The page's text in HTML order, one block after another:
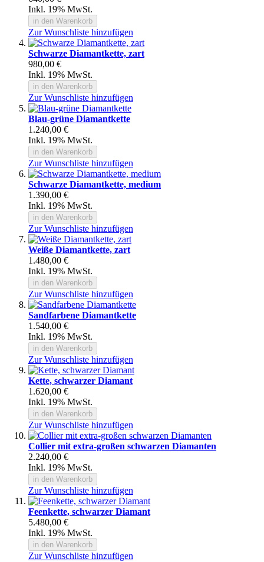
Inkl. 19% MwSt.
in den Warenkorb
Zur Wunschliste hinzufügen
Schwarze Diamantkette, zart
980,00 €
Inkl. 19% MwSt.
in den Warenkorb
Zur Wunschliste hinzufügen
Blau-grüne Diamantkette
1.240,00 €
Inkl. 19% MwSt.
in den Warenkorb
Zur Wunschliste hinzufügen
Schwarze Diamantkette, medium
1.390,00 €
Inkl. 19% MwSt.
in den Warenkorb
Zur Wunschliste hinzufügen
Weiße Diamantkette, zart
1.480,00 €
Inkl. 19% MwSt.
in den Warenkorb
Zur Wunschliste hinzufügen
Sandfarbene Diamantkette
1.540,00 €
Inkl. 19% MwSt.
in den Warenkorb
Zur Wunschliste hinzufügen
Kette, schwarzer Diamant
1.620,00 €
Inkl. 19% MwSt.
in den Warenkorb
Zur Wunschliste hinzufügen
Collier mit extra-großen schwarzen Diamanten
2.240,00 €
Inkl. 19% MwSt.
in den Warenkorb
Zur Wunschliste hinzufügen
Feenkette, schwarzer Diamant
5.480,00 €
Inkl. 19% MwSt.
in den Warenkorb
Zur Wunschliste hinzufügen